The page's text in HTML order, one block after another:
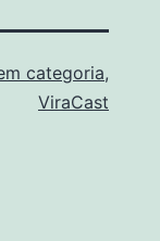
categoria,
ViraCast